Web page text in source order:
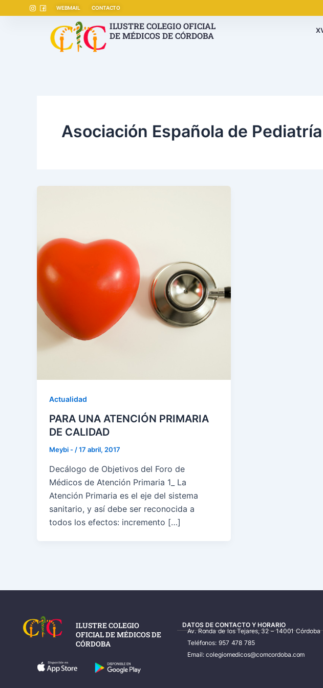
WEBMAIL CONTACTO
ILUSTRE COLEGIO OFICIAL
DE MÉDICOS DE CÓRDOBA
Asociación Española de
Actualidad
PARA UNA ATENCIÓN PRIMARIA
DE CALIDAD
Meybi -/17 abril, 2017
Decálogo de Objetivos del Foro de
Médicos de Atención Primaria 1_ La
Atención Primaria es el eje del sistema
sanitario, y así debe ser reconocida a
todos los efectos: incremento […]
ILUSTRE COLEGIO
OFICIAL DE MÉDICOS DE
CÓRDOBA
DATOS DE CONTACTO Y HORARIO
Av. Ronda de los Tejares, 32 – 14001 Córdoba
Teléfonos: 957 478 785
Email: colegiomedicos@comcordoba.com